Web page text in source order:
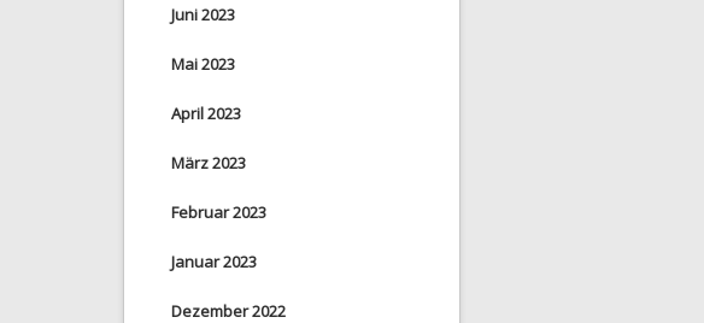
Juni 2023
Mai 2023
April 2023
März 2023
Februar 2023
Januar 2023
Dezember 2022